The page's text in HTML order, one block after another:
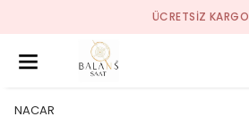
ÜCRETSIZ KARGO
NACAR